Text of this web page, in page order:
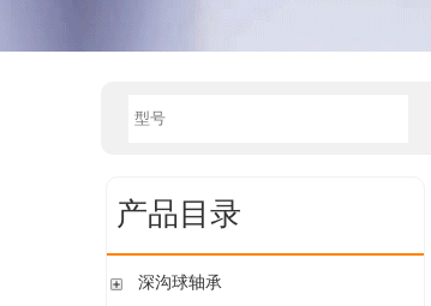
产品目录
深沟球轴承